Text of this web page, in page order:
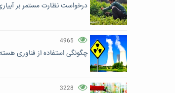
درخواست نظارت مستمر بر
4965
چگونگی استفاده از فناوری
3228